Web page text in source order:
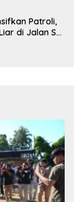
Patroli,
di Jalan SP